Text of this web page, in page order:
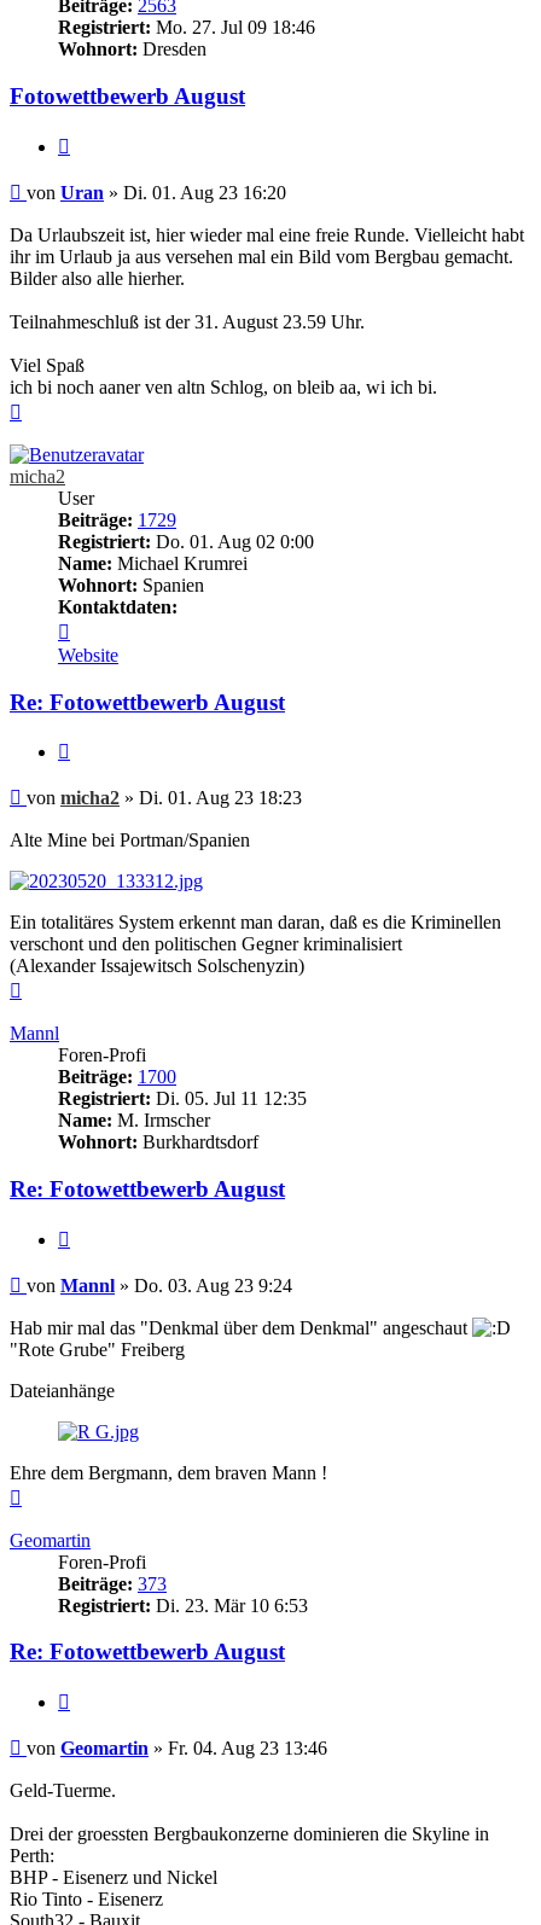
Beiträge: 2563
Registriert: Mo. 27. Jul 09 18:46
Wohnort: Dresden
Fotowettbewerb August
Beitrag
von Uran » Di. 01. Aug 23 16:20
Da Urlaubszeit ist, hier wieder mal eine freie Runde. Vielleicht habt
ihr im Urlaub ja aus versehen mal ein Bild vom Bergbau gemacht.
Bilder also alle hierher.
Teilnahmeschluß ist der 31. August 23.59 Uhr.
Viel Spaß
ich bi noch aaner ven altn Schlog, on bleib aa, wi ich bi.
micha2
User
Beiträge: 1729
Registriert: Do. 01. Aug 02 0:00
Name: Michael Krumrei
Wohnort: Spanien
Kontaktdaten:
von
micha2
Website
Re: Fotowettbewerb August
Beitrag
von micha2 » Di. 01. Aug 23 18:23
Alte Mine bei Portman/Spanien
Ein totalitäres System erkennt man daran, daß es die Kriminellen
verschont und den politischen Gegner kriminalisiert
(Alexander Issajewitsch Solschenyzin)
Mannl
Foren-Profi
Beiträge: 1700
Registriert: Di. 05. Jul 11 12:35
Name: M. Irmscher
Wohnort: Burkhardtsdorf
Re: Fotowettbewerb August
Beitrag
von Mannl » Do. 03. Aug 23 9:24
Hab mir mal das "Denkmal über dem Denkmal" angeschaut
"Rote Grube" Freiberg
Dateianhänge
Ehre dem Bergmann, dem braven Mann !
Geomartin
Foren-Profi
Beiträge: 373
Registriert: Di. 23. Mär 10 6:53
Re: Fotowettbewerb August
Beitrag
von Geomartin » Fr. 04. Aug 23 13:46
Geld-Tuerme.
Drei der groessten Bergbaukonzerne dominieren die Skyline in
Perth:
BHP - Eisenerz und Nickel
Rio Tinto - Eisenerz